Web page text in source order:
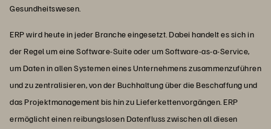
Gesundheitswesen.
ERP wird heute in jeder Branche eingesetzt. Dabei handelt es sich in
der Regel um eine Software-Suite oder um Software-as-a-Service,
um Daten in allen Systemen eines Unternehmens zusammenzuführen
und zu zentralisieren, von der Buchhaltung über die Beschaffung und
das Projektmanagement bis hin zu Lieferkettenvorgängen. ERP
ermöglicht einen reibungslosen Datenfluss zwischen all diesen